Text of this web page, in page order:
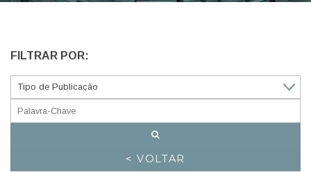
FILTRAR POR:
< VOLTAR